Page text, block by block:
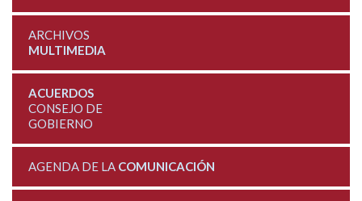
ARCHIVOS
MULTIMEDIA
ACUERDOS
CONSEJO DE
GOBIERNO
AGENDA DE LA COMUNICACIÓN